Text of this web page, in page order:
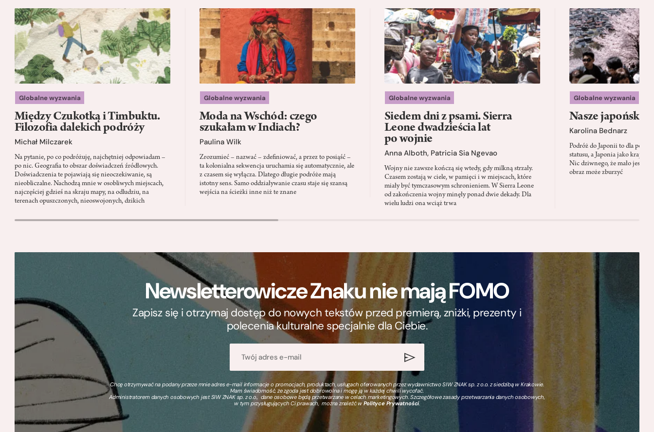
Globalne wyzwania
Między Czukotką i Timbuktu.
Filozofia dalekich podróży
Michał Milczarek
Na pytanie, po co podróżuję, najchętniej odpowiadam –
po nic. Geografia to obszar doświadczeń źródłowych.
Doświadczenia te pojawiają się nieoczekiwanie, są
nieobliczalne. Nachodzą mnie w osobliwych miejscach,
najczęściej gdzieś na skraju mapy, na odludziu, na
terenach opuszczonych, nieoswojonych, dzikich
Globalne wyzwania
Moda na Wschód: czego
szukałam w Indiach?
Paulina Wilk
Zrozumieć – nazwać – zdefiniować, a przez to posiąść –
ta kolonialna sekwencja uruchamia się automatycznie, ale
z czasem się wyłącza. Dlatego długie podróże mają
istotny sens. Samo oddziaływanie czasu staje się szansą
wejścia na ścieżki inne niż te znane
Globalne wyzwania
Siedem dni z psami. Sierra
Leone dwadzieścia lat
po wojnie
Anna Alboth, Patricia Sia Ngevao
Wojny nie zawsze kończą się wtedy, gdy milkną strzały.
Czasem zostają w ciele, w pamięci i w miejscach, które
miały być tymczasowym schronieniem. W Sierra Leone
od zakończenia wojny minęły ponad dwie dekady. Dla
wielu ludzi ona wciąż trwa
Globalne wyzwania
Nasze japońskie
Karolina Bednarz
Podróż do Japonii to dla
statusu, a Japonia jako kraj
Nic dziwnego, że mało jest
obraz może zburzyć
Newsletterowicze Znaku nie mają FOMO
Zapisz się i otrzymaj dostęp do nowych tekstów przed premierą, zniżki, prezenty i
polecenia kulturalne specjalnie dla Ciebie.
Chcę otrzymywać na podany przeze mnie adres e-mail informacje o promocjach, produktach, usługach oferowanych przez wydawnictwo SIW ZNAK sp. z o.o. z siedzibą w Krakowie.
Mam świadomość, że zgoda jest dobrowolna i mogę ją w każdej chwili wycofać.
Administratorem danych osobowych jest SIW ZNAK sp. z o.o., dane osobowe będą przetwarzane w celach marketingowych. Szczegółowe zasady przetwarzania danych osobowych,
w tym przysługujących Ci prawach, można znaleźć wPolityce Prywatności.